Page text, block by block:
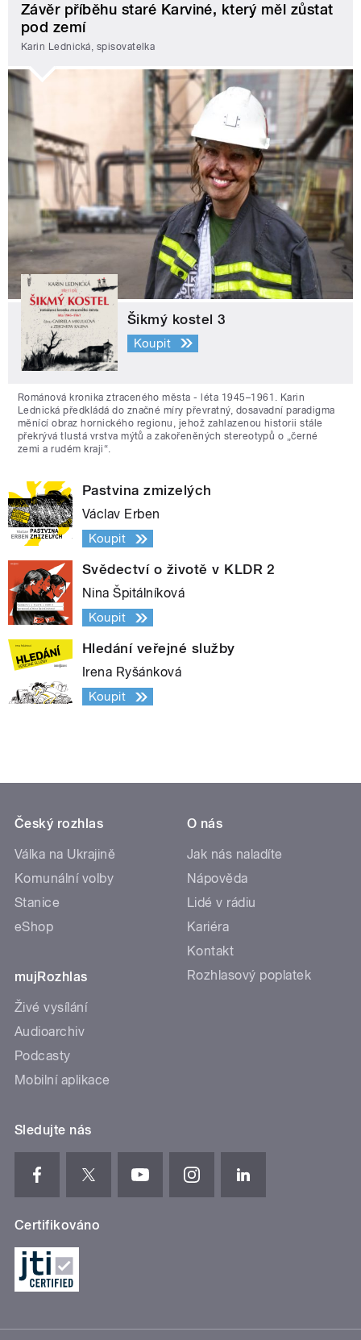
Závěr příběhu staré Karviné, který měl zůstat
pod zemí
Karin Lednická, spisovatelka
Šikmý kostel 3
Koupit
Románová kronika ztraceného města - léta 1945–1961. Karin
Lednická předkládá do značné míry převratný, dosavadní paradigma
měnící obraz hornického regionu, jehož zahlazenou historii stále
překrývá tlustá vrstva mýtů a zakořeněných stereotypů o „černé
zemi a rudém kraji“.
Pastvina zmizelých
Václav Erben
Koupit
Svědectví o životě v KLDR 2
Nina Špitálníková
Koupit
Hledání veřejné služby
Irena Ryšánková
Koupit
Český rozhlas
Válka na Ukrajině
Komunální volby
Stanice
eShop
mujRozhlas
Živé vysílání
Audioarchiv
Podcasty
Mobilní aplikace
O nás
Jak nás naladíte
Nápověda
Lidé v rádiu
Kariéra
Kontakt
Rozhlasový poplatek
Sledujte nás
Certifikováno